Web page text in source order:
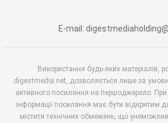
E-mail:
Використання будь-яких матеріалів,
digestmedia.net, дозволяється лише за
активного посилання на першоджерело. При
інформації посилання має бути відкритим
містити технічних обмежень, що